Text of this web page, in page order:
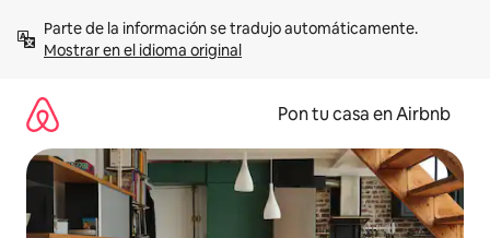
contenidoMostrar en el idioma original
Pon tu casa en Airbnb